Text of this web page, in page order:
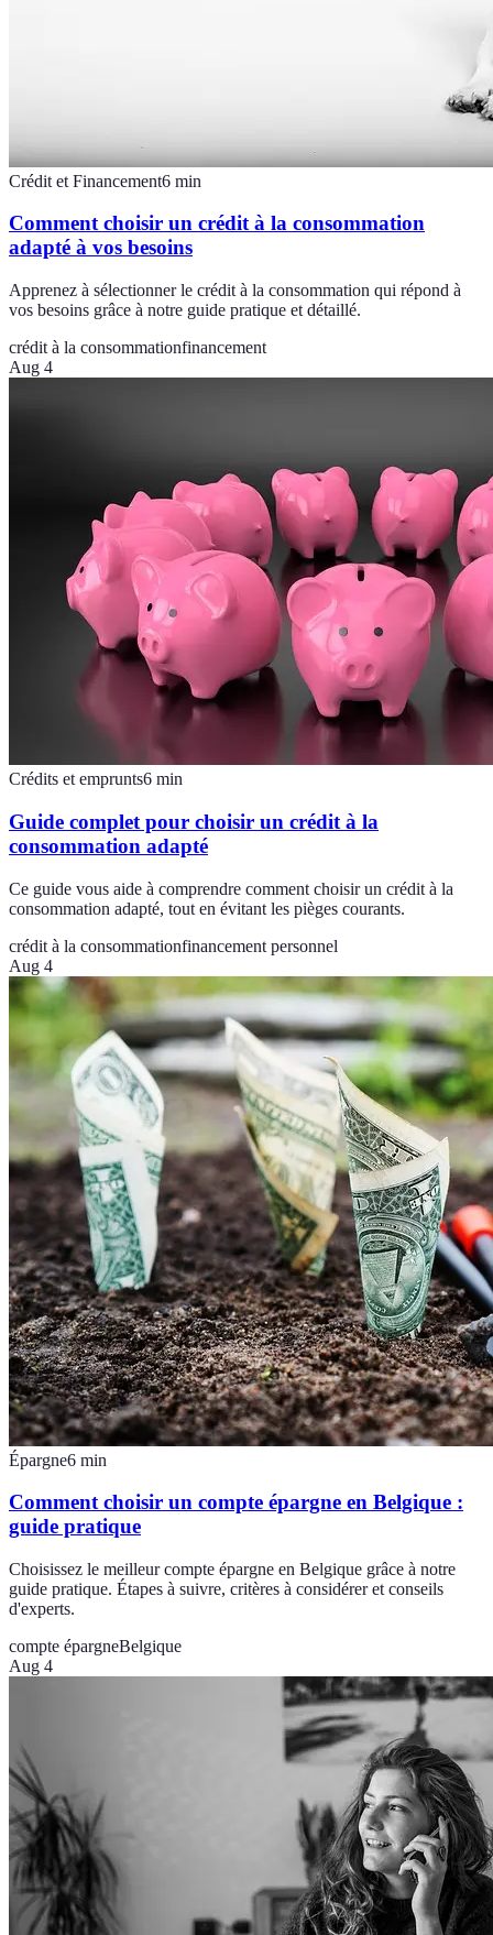
Crédit et Financement6 min
Comment choisir un crédit à la consommation
adapté à vos besoins
Apprenez à sélectionner le crédit à la consommation qui répond à
vos besoins grâce à notre guide pratique et détaillé.
crédit à la consommationfinancement
Aug 4
Crédits et emprunts6 min
Guide complet pour choisir un crédit à la
consommation adapté
Ce guide vous aide à comprendre comment choisir un crédit à la
consommation adapté, tout en évitant les pièges courants.
crédit à la consommationfinancement personnel
Aug 4
Épargne6 min
Comment choisir un compte épargne en Belgique :
guide pratique
Choisissez le meilleur compte épargne en Belgique grâce à notre
guide pratique. Étapes à suivre, critères à considérer et conseils
d'experts.
compte épargneBelgique
Aug 4